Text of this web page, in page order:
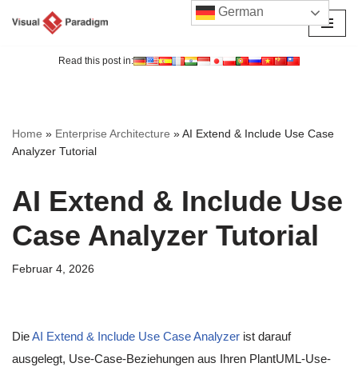
Read this post in:
Home » Enterprise Architecture »AI Extend & Include Use Case
Analyzer Tutorial
AI Extend & Include Use
Case Analyzer Tutorial
Februar 4, 2026
DieAI Extend & Include Use Case Analyzer ist darauf
ausgelegt, Use-Case-Beziehungen aus Ihren PlantUML-Use-
German